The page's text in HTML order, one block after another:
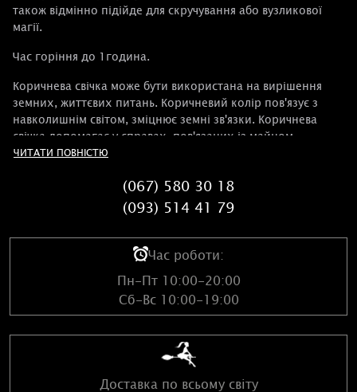
також відмінно підійде для скручування або вузликової
магії.
Час горіння до 1година.
Коричнева свічка може бути використана на вирішення
земних, життєвих питань. Коричневий колір пов'язує з
навколишнім світом, зміцнює земні зв'язки. Коричнева
свічка допомагає у справах, пов'язаних із майном,
наприклад, у пошуку втрачених речей. А також
Коричневий – це сталість, нейтралітет.
Якщо ви не впевнені у виборі кольору відповідно до цілей
ЧИТАТИ ПОВНІСТЮ
(067) 580 30 18
(093) 514 41 79
Час роботи:
Пн-Пт 10:00-20:00
Сб-Вс 10:00-19:00
Доставка по всьому світу